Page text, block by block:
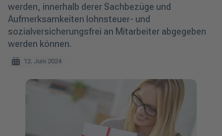
werden, innerhalb derer Sachbezüge und
Aufmerksamkeiten lohnsteuer- und
sozialversicherungsfrei an Mitarbeiter abgegeben
werden können.
12. Juni 2024